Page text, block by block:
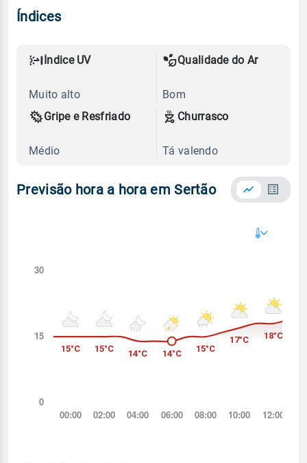
Índices
Índice UV
Muito alto
Qualidade do Ar
Bom
Gripe e Resfriado
Médio
Churrasco
Tá valendo
Previsão hora a hora em Sertão